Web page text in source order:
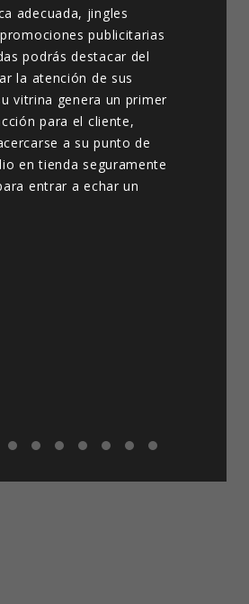
adecuada, jingles
publicitarias
podrás destacar del
la atención de sus
vitrina genera un primer
para el cliente,
a su punto de
en tienda seguramente
entrar a echar un